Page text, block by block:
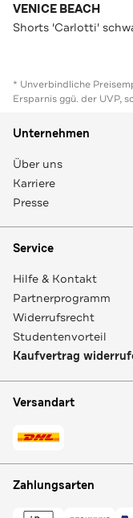
VENICE BEACH
Shorts 'Carlotti'
* Unverbindliche
Ersparnis ggü. der UVP,
Unternehmen
Über uns
Karriere
Presse
Service
Hilfe & Kontakt
Partnerprogramm
Widerrufsrecht
Studentenvorteil
Kaufvertrag
Versandart
Zahlungsarten